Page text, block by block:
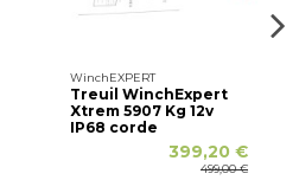
WinchEXPERT
Treuil WinchExpert
Xtrem 5907 Kg 12v
IP68 corde
399,20 €
499,00 €